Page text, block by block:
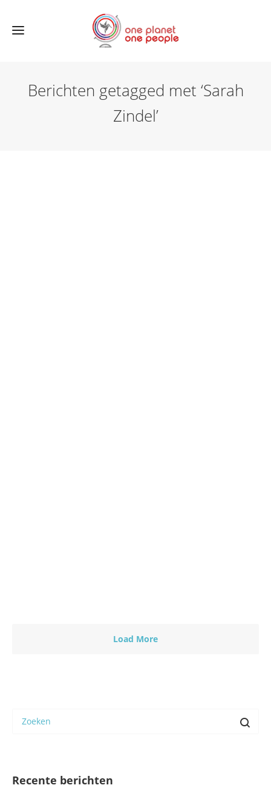
Berichten getagged met ‘Sarah
Zindel’
Load More
Recente berichten